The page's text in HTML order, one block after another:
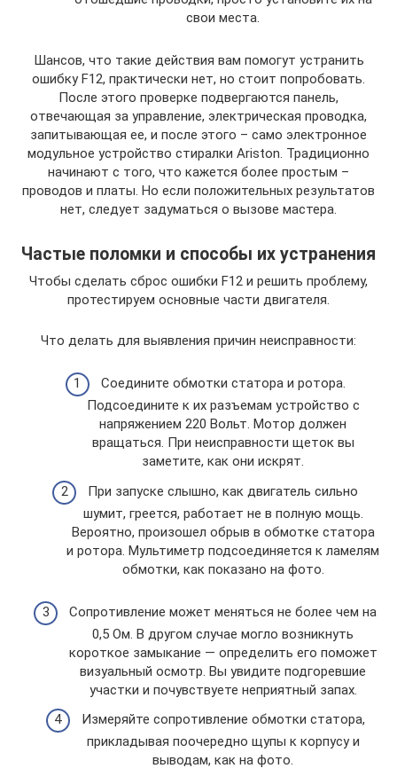
свои места.
Шансов, что такие действия вам помогут устранить
ошибку F12, практически нет, но стоит попробовать.
После этого проверке подвергаются панель,
отвечающая за управление, электрическая проводка,
запитывающая ее, и после этого – само электронное
модульное устройство стиралки Ariston. Традиционно
начинают с того, что кажется более простым –
проводов и платы. Но если положительных результатов
нет, следует задуматься о вызове мастера.
Частые поломки и способы их устранения
Чтобы сделать сброс ошибки F12 и решить проблему,
протестируем основные части двигателя.
Что делать для выявления причин неисправности:
Соедините обмотки статора и ротора.
Подсоедините к их разъемам устройство с
напряжением 220 Вольт. Мотор должен
вращаться. При неисправности щеток вы
заметите, как они искрят.
При запуске слышно, как двигатель сильно
шумит, греется, работает не в полную мощь.
Вероятно, произошел обрыв в обмотке статора
и ротора. Мультиметр подсоединяется к ламелям
обмотки, как показано на фото.
Сопротивление может меняться не более чем на
0,5 Ом. В другом случае могло возникнуть
короткое замыкание — определить его поможет
визуальный осмотр. Вы увидите подгоревшие
участки и почувствуете неприятный запах.
Измеряйте сопротивление обмотки статора,
прикладывая поочередно щупы к корпусу и
выводам, как на фото.